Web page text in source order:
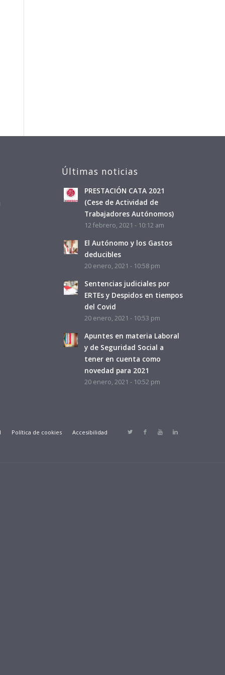
Últimas noticias
PRESTACIÓN CATA 2021
(Cese de Actividad de
Trabajadores Autónomos)
12 febrero, 2021 - 10:12 am
El Autónomo y los Gastos
deducibles
20 enero, 2021 - 10:58 pm
Sentencias judiciales por
ERTEs y Despidos en tiempos
del Covid
20 enero, 2021 - 10:53 pm
Apuntes en materia Laboral
y de Seguridad Social a
tener en cuenta como
novedad para 2021
20 enero, 2021 - 10:52 pm
Política de cookies Accesibilidad